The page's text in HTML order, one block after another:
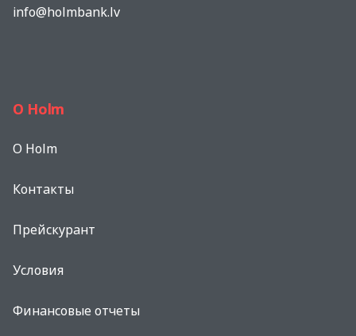
info@holmbank.lv
О Holm
O Holm
Контакты
Прейскурант
Условия
Финансовые отчеты